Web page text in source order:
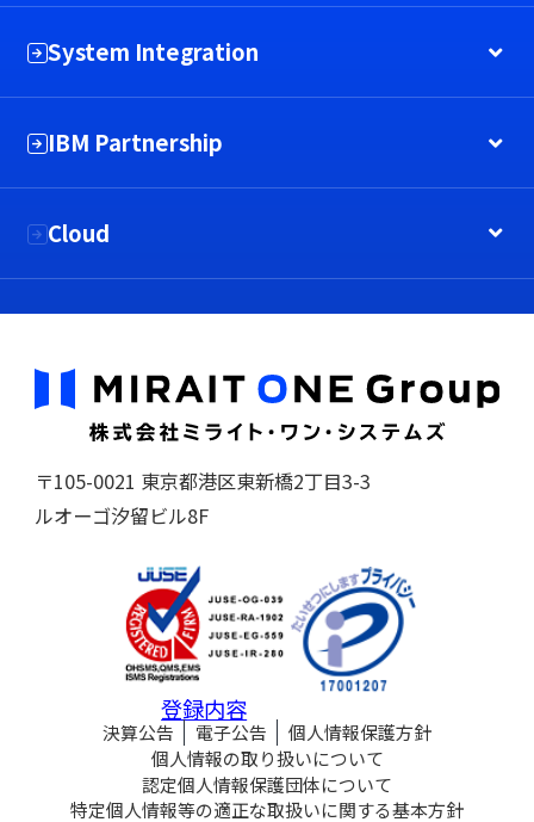
System Integration
IBM Partnership
Cloud
〒105-0021 東京都港区東新橋2丁目3-3
ルオーゴ汐留ビル8F
登録内容
決算公告 電子公告
個人情報保護方針
個人情報の取り扱いについて
認定個人情報保護団体について
特定個人情報等の適正な取扱いに関する基本方針